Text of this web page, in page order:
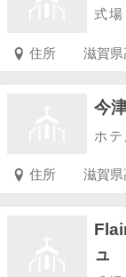
式場
住所 滋賀
今
ホ
住所 滋賀県
ュ